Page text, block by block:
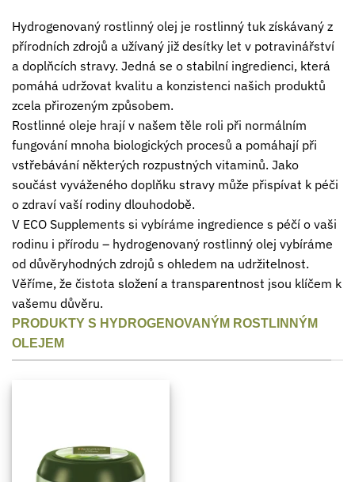
Hydrogenovaný rostlinný olej je rostlinný tuk získávaný z
přírodních zdrojů a užívaný již desítky let v potravinářství
a doplňcích stravy. Jedná se o stabilní ingredienci, která
pomáhá udržovat kvalitu a konzistenci našich produktů
zcela přirozeným způsobem.
Rostlinné oleje hrají v našem těle roli při normálním
fungování mnoha biologických procesů a pomáhají při
vstřebávání některých rozpustných vitaminů. Jako
součást vyváženého doplňku stravy může přispívat k péči
o zdraví vaší rodiny dlouhodobě.
V ECO Supplements si vybíráme ingredience s péčí o vaši
rodinu i přírodu – hydrogenovaný rostlinný olej vybíráme
od důvěryhodných zdrojů s ohledem na udržitelnost.
Věříme, že čistota složení a transparentnost jsou klíčem k
vašemu důvěru.
PRODUKTY S HYDROGENOVANÝM ROSTLINNÝM
OLEJEM